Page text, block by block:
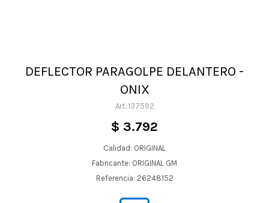
DEFLECTOR PARAGOLPE DELANTERO -
ONIX
137592
$ 3.792
Calidad: ORIGINAL
Fabricante: ORIGINAL GM
Referencia: 26248152